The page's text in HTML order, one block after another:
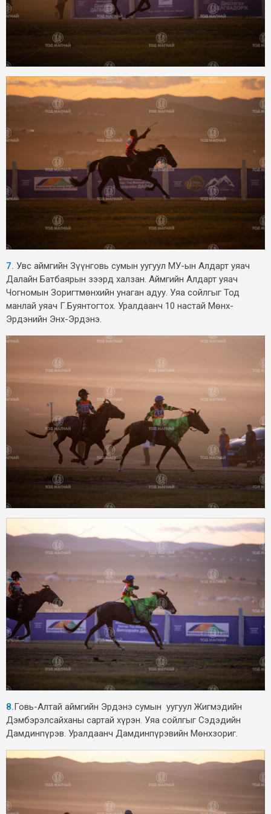
7. Увс аймгийн Зүүнговь сумын уугуул МУ-ын Алдарт уяач
Далайн Батбаярын зээрд халзан. Аймгийн Алдарт уяач
Чогномын Зоригтмөнхийн унаган адуу. Уяа сойлгыг Тод
манлай уяач Г.Буянтогтох. Уралдаанч 10 настай Мөнх-
Эрдэнийн Энх-Эрдэнэ.
8. Говь-Алтай аймгийн Эрдэнэ сумын уугуул Жигмэдийн
Дэмбэрэлсайханы сартай хүрэн. Уяа сойлгыг Сэдэдийн
Дамдинпүрэв. Уралдаанч Дамдинпүрэвийн Мөнхзориг.